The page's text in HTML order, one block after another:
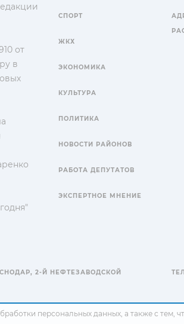
от
в
СПОРТ
ЖКХ
ЭКОНОМИКА
КУЛЬТУРА
ПОЛИТИКА
НОВОСТИ РАЙОНОВ
РАБОТА ДЕПУТАТОВ
ЭКСПЕРТНОЕ МНЕНИЕ
2-Й НЕФТЕЗАВОДСКОЙ
персональных данных, а также с тем,